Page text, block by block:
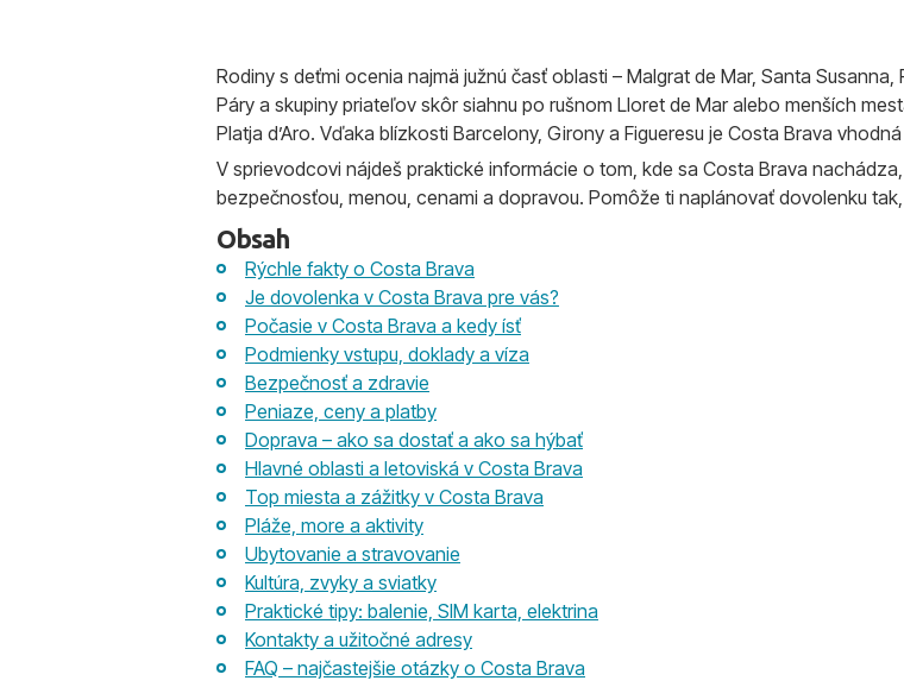
Rodiny s deťmi ocenia najmä južnú časť oblasti – Malgrat de Mar, Santa
Páry a skupiny priateľov skôr siahnu po rušnom Lloret de Mar alebo menších
Platja d’Aro. Vďaka blízkosti Barcelony, Girony a Figueresu je Costa Brava
V sprievodcovi nájdeš praktické informácie o tom, kde sa Costa Brava
bezpečnosťou, menou, cenami a dopravou. Pomôže ti naplánovať dovolenku
Obsah
Rýchle fakty o Costa Brava
Je dovolenka v Costa Brava pre vás?
Počasie v Costa Brava a kedy ísť
Podmienky vstupu, doklady a víza
Bezpečnosť a zdravie
Peniaze, ceny a platby
Doprava – ako sa dostať a ako sa hýbať
Hlavné oblasti a letoviská v Costa Brava
Top miesta a zážitky v Costa Brava
Pláže, more a aktivity
Ubytovanie a stravovanie
Kultúra, zvyky a sviatky
Praktické tipy: balenie, SIM karta, elektrina
Kontakty a užitočné adresy
FAQ – najčastejšie otázky o Costa Brava